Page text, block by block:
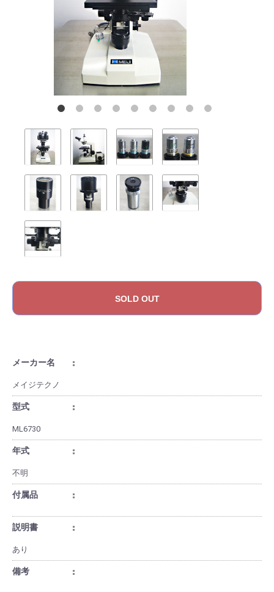
SOLD OUT
メーカー名
メイジテクノ
型式
ML6730
年式
不明
付属品
説明書
あり
備考